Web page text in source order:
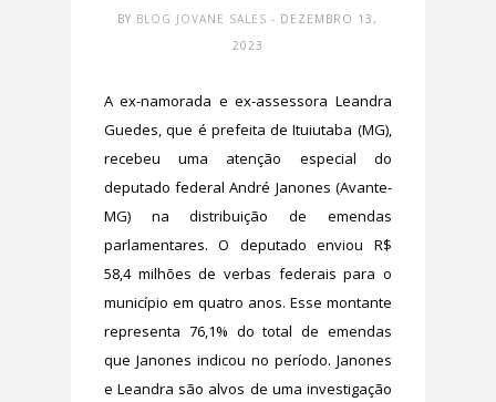
BY BLOG JOVANE SALES- DEZEMBRO 13,
2023
A ex-namorada e ex-assessora Leandra
Guedes, que é prefeita de Ituiutaba (MG),
recebeu uma atenção especial do
deputado federal André Janones (Avante-
MG) na distribuição de emendas
parlamentares. O deputado enviou R$
58,4 milhões de verbas federais para o
município em quatro anos. Esse montante
representa 76,1% do total de emendas
que Janones indicou no período. Janones
e Leandra são alvos de uma investigação